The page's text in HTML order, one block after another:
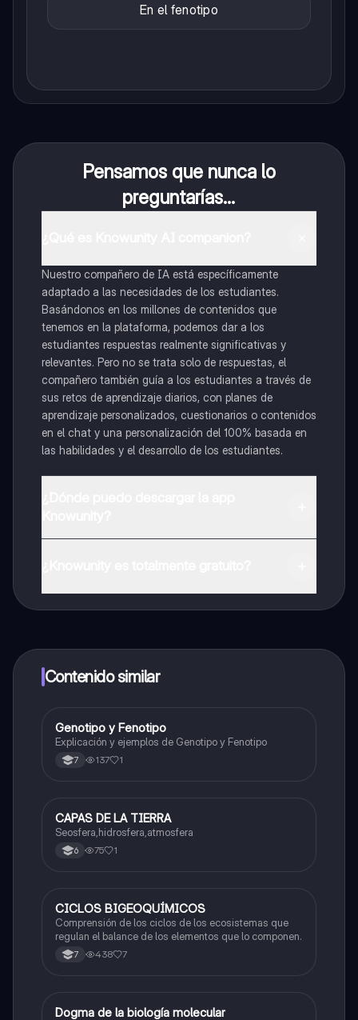
En el fenotipo
Pensamos que nunca lo
preguntarías...
Nuestro compañero de IA está específicamente
adaptado a las necesidades de los estudiantes.
Basándonos en los millones de contenidos que
tenemos en la plataforma, podemos dar a los
estudiantes respuestas realmente significativas y
relevantes. Pero no se trata solo de respuestas, el
compañero también guía a los estudiantes a través de
sus retos de aprendizaje diarios, con planes de
aprendizaje personalizados, cuestionarios o contenidos
en el chat y una personalización del 100% basada en
las habilidades y el desarrollo de los estudiantes.
a determinadas funciones.
Contenido similar
Biologia
Genotipo y Fenotipo
Explicación y ejemplos de Genotipo y Fenotipo
7 137 1
Biologia
CAPAS DE LA TIERRA
Seosfera,hidrosfera,atmosfera
6 75 1
Biologia
CICLOS BIGEOQUÍMICOS
Comprensión de los ciclos de los ecosistemas que
regulan el balance de los elementos que lo componen.
7 438 7
Biologia
Dogma de la biología molecular